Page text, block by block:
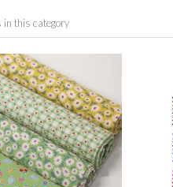
in this category